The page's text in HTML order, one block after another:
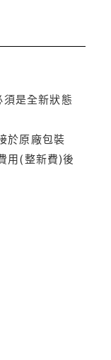
是全新狀態
於原廠包裝
用(整新費)後